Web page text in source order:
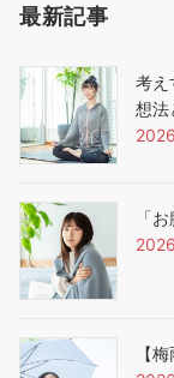
最新記事
考え
想法
「
【